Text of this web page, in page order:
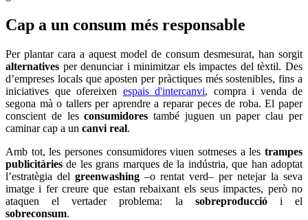
Cap a un consum més responsable
Per plantar cara a aquest model de consum desmesurat, han sorgit
alternatives per denunciar i minimitzar els impactes del tèxtil. Des
d’empreses locals que aposten per pràctiques més sostenibles, fins a
iniciatives que ofereixen espais d'intercanvi, compra i venda de
segona mà o tallers per aprendre a reparar peces de roba. El paper
conscient de lesconsumidores també juguen un paper clau per
caminar cap a un canvi real.
Amb tot, les persones consumidores viuen sotmeses a les trampes
publicitàries de les grans marques de la indústria, que han adoptat
l’estratègia del greenwashing –o rentat verd– per netejar la seva
imatge i fer creure que estan rebaixant els seus impactes, però no
ataquen el vertader problema: la sobreproducciói el
sobreconsum.